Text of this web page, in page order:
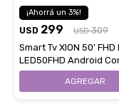
3
USD 299 USD 309
Smart Tv XION 50' FHD
LED50FHD Android
Control Remoto